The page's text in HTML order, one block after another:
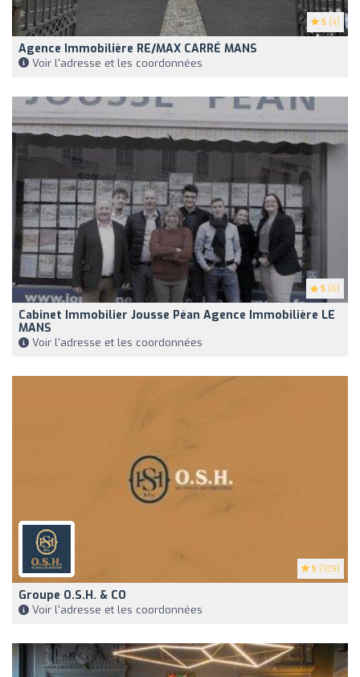
5 (4)
Agence Immobilière RE/MAX CARRÉ MANS
Voir l'adresse et les coordonnées
5 (6)
Cabinet Immobilier Jousse Péan Agence Immobilière LE
MANS
Voir l'adresse et les coordonnées
5 (109)
Groupe O.S.H. & CO
Voir l'adresse et les coordonnées